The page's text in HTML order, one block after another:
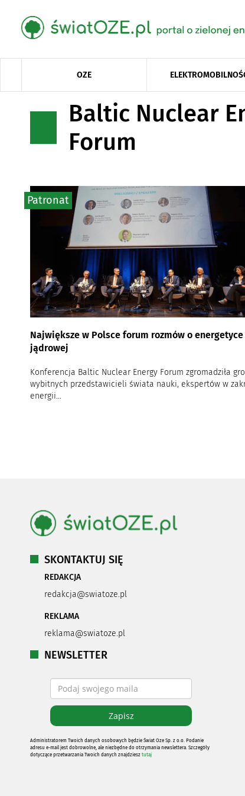
OZE
Baltic Nuclear
Forum
Największe w Polsce forum rozmów o energetyce
jądrowej
Konferencja Baltic Nuclear Energy Forum zgromadziła
wybitnych przedstawicieli świata nauki, ekspertów w
energii...
Patronat
SKONTAKTUJ SIĘ
REDAKCJA
redakcja@swiatoze.pl
REKLAMA
reklama@swiatoze.pl
NEWSLETTER
Administratorem Twoich danych osobowych będzie Świat Oze Sp. z o.o. Podanie
adresu e-mail jest dobrowolne, ale niezbędne do otrzymania newslettera. Szczegóły
dotyczące przetwarzania Twoich danych znajdziesz tutaj